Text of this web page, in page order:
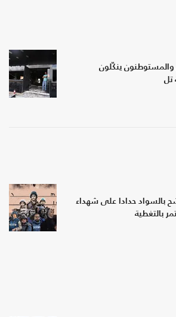
والمستوطنون ينكّلون
تل
تتشح بالسواد حدادا على شهداء
بالتغطية